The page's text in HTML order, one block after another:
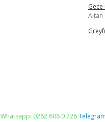
Altan
Whatsapp: 0262 606 0 726